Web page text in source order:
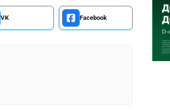
VK Facebook